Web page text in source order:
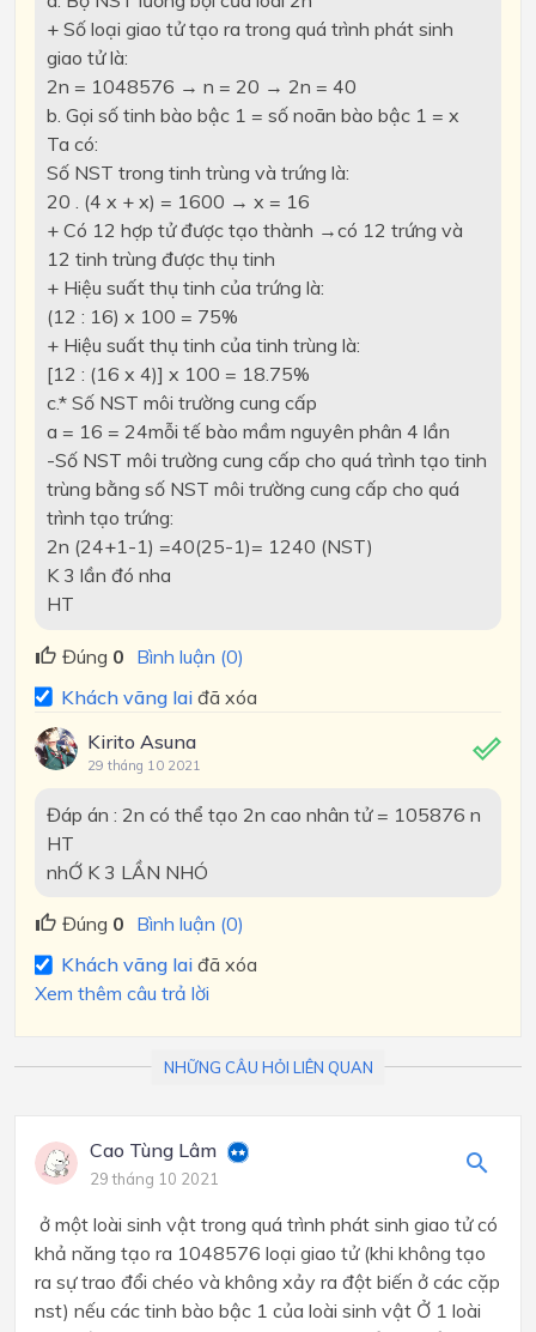
+ Số loại giao tử tạo ra trong quá trình phát sinh
giao tử là:
2n = 1048576 → n = 20 → 2n = 40
b. Gọi số tinh bào bậc 1 = số noãn bào bậc 1 = x
Ta có:
Số NST trong tinh trùng và trứng là:
20 . (4 x + x) = 1600 → x = 16
+ Có 12 hợp tử được tạo thành →có 12 trứng và
12 tinh trùng được thụ tinh
+ Hiệu suất thụ tinh của trứng là:
(12 : 16) x 100 = 75%
+ Hiệu suất thụ tinh của tinh trùng là:
[12 : (16 x 4)] x 100 = 18.75%
c.* Số NST môi trường cung cấp
a = 16 = 24mỗi tế bào mầm nguyên phân 4 lần
-Số NST môi trường cung cấp cho quá trình tạo tinh
trùng bằng số NST môi trường cung cấp cho quá
trình tạo trứng:
2n (24+1-1) =40(25-1)= 1240 (NST)
K 3 lần đó nha
HT
Đúng 0 Bình luận (0)
Khách vãng lai đã xóa
Kirito Asuna
29 tháng 10 2021
Đáp án : 2n có thể tạo 2n cao nhân tử = 105876 n
HT
nhỚ K 3 LẦN NHÓ
Đúng 0 Bình luận (0)
Khách vãng lai đã xóa
Xem thêm câu trả lời
NHỮNG CÂU HỎI LIÊN QUAN
Cao Tùng Lâm
29 tháng 10 2021
ở một loài sinh vật trong quá trình phát sinh giao tử có
khả năng tạo ra 1048576 loại giao tử (khi không tạo
ra sự trao đổi chéo và không xảy ra đột biến ở các cặp
nst) nếu các tinh bào bậc 1 của loài sinh vật Ở 1 loài